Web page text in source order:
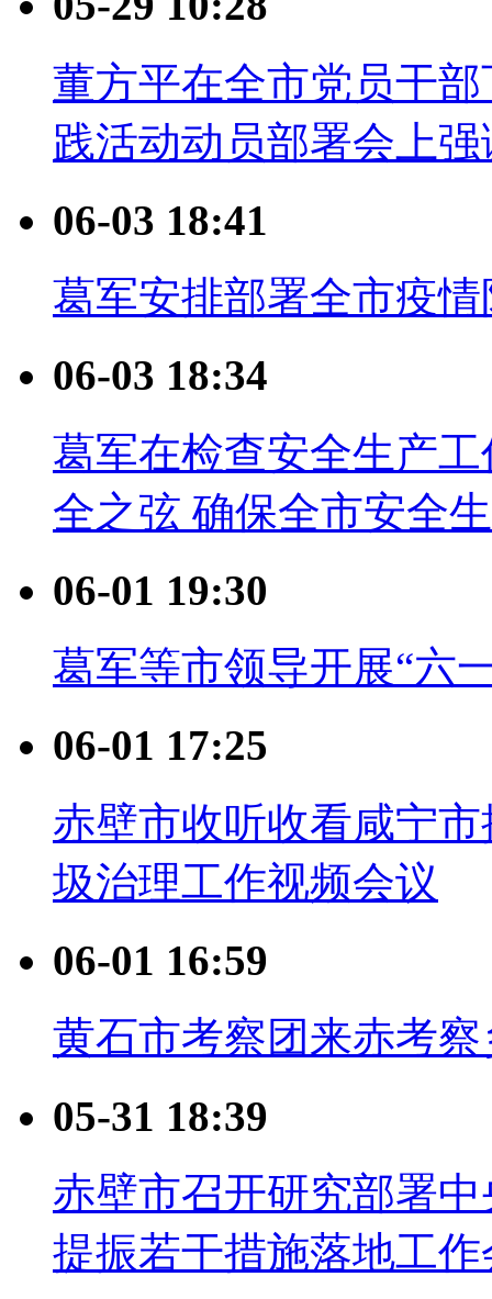
董方平在全市党员干
践活动动员部署会上
06-03 18:41
葛军安排部署全市疫
06-03 18:34
葛军在检查安全生产
全之弦 确保全市安全
06-01 19:30
葛军等市领导开展“六
06-01 17:25
赤壁市收听收看咸宁
圾治理工作视频会议
06-01 16:59
黄石市考察团来赤考
05-31 18:39
赤壁市召开研究部署
提振若干措施落地工作